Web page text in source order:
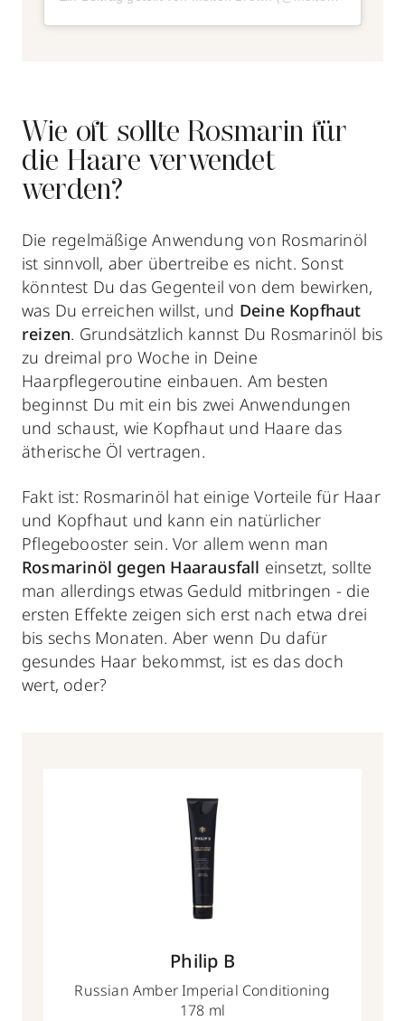
Wie oft sollte Rosmarin für
die Haare verwendet
werden?
Die regelmäßige Anwendung von Rosmarinöl
ist sinnvoll, aber übertreibe es nicht. Sonst
könntest Du das Gegenteil von dem bewirken,
was Du erreichen willst, und Deine Kopfhaut
reizen. Grundsätzlich kannst Du Rosmarinöl bis
zu dreimal pro Woche in Deine
Haarpflegeroutine einbauen. Am besten
beginnst Du mit ein bis zwei Anwendungen
und schaust, wie Kopfhaut und Haare das
ätherische Öl vertragen.
Fakt ist: Rosmarinöl hat einige Vorteile für Haar
und Kopfhaut und kann ein natürlicher
Pflegebooster sein. Vor allem wenn man
Rosmarinöl gegen Haarausfall einsetzt, sollte
man allerdings etwas Geduld mitbringen - die
ersten Effekte zeigen sich erst nach etwa drei
bis sechs Monaten. Aber wenn Du dafür
gesundes Haar bekommst, ist es das doch
wert, oder?
Philip B
Russian Amber Imperial Conditioning
178 ml